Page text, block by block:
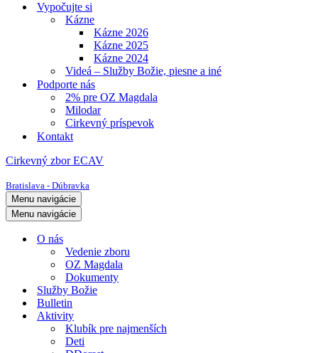
Vypočujte si
Kázne
Kázne 2026
Kázne 2025
Kázne 2024
Videá – Služby Božie, piesne a iné
Podporte nás
2% pre OZ Magdala
Milodar
Cirkevný príspevok
Kontakt
Cirkevný zbor ECAV
Bratislava - Dúbravka
Menu navigácie
Menu navigácie
O nás
Vedenie zboru
OZ Magdala
Dokumenty
Služby Božie
Bulletin
Aktivity
Klubík pre najmenších
Deti